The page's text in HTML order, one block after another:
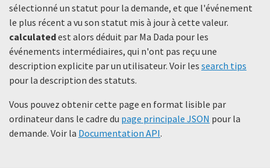
sélectionné un statut ​​pour la demande, et que l'événement
le plus récent a vu son statut mis à jour à cette valeur.
calculatedest alors déduit par Ma Dada pour les
événements intermédiaires, qui n'ont pas reçu une
description explicite par un utilisateur. Voir les search tips
pour la description des statuts.
Vous pouvez obtenir cette page en format lisible par
ordinateur dans le cadre du page principale JSON pour la
demande. Voir la Documentation API.